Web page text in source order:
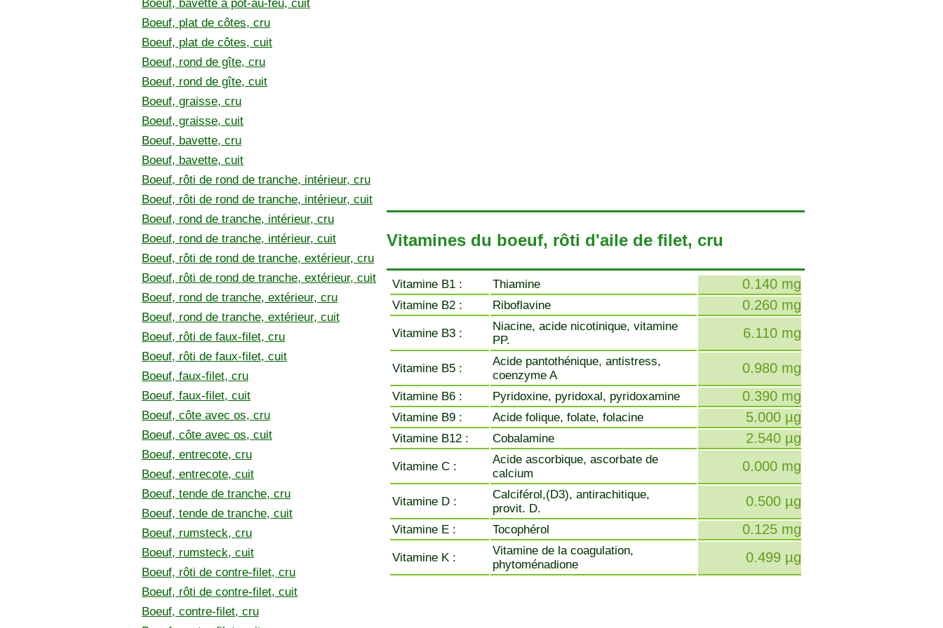
Boeuf, bavette à pot-au-feu, cuit
Boeuf, plat de côtes, cru
Boeuf, plat de côtes, cuit
Boeuf, rond de gîte, cru
Boeuf, rond de gîte, cuit
Boeuf, graisse, cru
Boeuf, graisse, cuit
Boeuf, bavette, cru
Boeuf, bavette, cuit
Boeuf, rôti de rond de tranche, intérieur, cru
Boeuf, rôti de rond de tranche, intérieur, cuit
Boeuf, rond de tranche, intérieur, cru
Boeuf, rond de tranche, intérieur, cuit
Boeuf, rôti de rond de tranche, extérieur, cru
Boeuf, rôti de rond de tranche, extérieur, cuit
Boeuf, rond de tranche, extérieur, cru
Boeuf, rond de tranche, extérieur, cuit
Boeuf, rôti de faux-filet, cru
Boeuf, rôti de faux-filet, cuit
Boeuf, faux-filet, cru
Boeuf, faux-filet, cuit
Boeuf, côte avec os, cru
Boeuf, côte avec os, cuit
Boeuf, entrecote, cru
Boeuf, entrecote, cuit
Boeuf, tende de tranche, cru
Boeuf, tende de tranche, cuit
Boeuf, rumsteck, cru
Boeuf, rumsteck, cuit
Boeuf, rôti de contre-filet, cru
Boeuf, rôti de contre-filet, cuit
Boeuf, contre-filet, cru
Vitamines du boeuf, rôti d'aile de filet, cru
Vitamine B1 : Thiamine 0.140 mg
Vitamine B2 : Riboflavine 0.260 mg
Vitamine B3 :
Niacine, acide nicotinique, vitamine
PP.
6.110 mg
Vitamine B5 :
Acide pantothénique, antistress,
coenzyme A
0.980 mg
Vitamine B6 : Pyridoxine, pyridoxal, pyridoxamine 0.390 mg
Vitamine B9 : Acide folique, folate, folacine 5.000 µg
Vitamine B12 : Cobalamine 2.540 µg
Vitamine C :
Acide ascorbique, ascorbate de
calcium
0.000 mg
Vitamine D :
Calciférol,(D3), antirachitique,
provit. D.
0.500 µg
Vitamine E : Tocophérol 0.125 mg
Vitamine K :
Vitamine de la coagulation,
phytoménadione
0.499 µg